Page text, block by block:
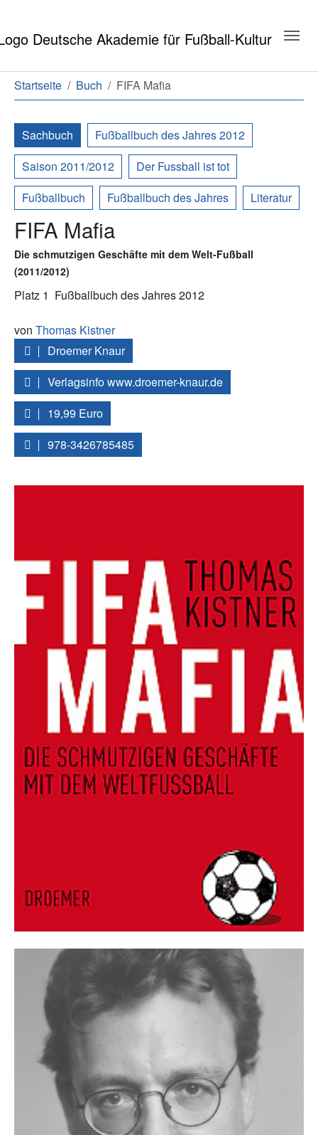
Sie sind hier:
Startseite Buch FIFA Mafia
Sachbuch
Fußballbuch des Jahres 2012
Saison 2011/2012
Der Fussball ist tot
Fußballbuch
Fußballbuch des Jahres Literatur
FIFA Mafia
Die schmutzigen Geschäfte mit dem Welt-Fußball
(2011/2012)
Platz 1 Fußballbuch des Jahres 2012
von Thomas Kistner
Droemer Knaur
Verlagsinfo www.droemer-knaur.de
19,99 Euro
978-3426785485